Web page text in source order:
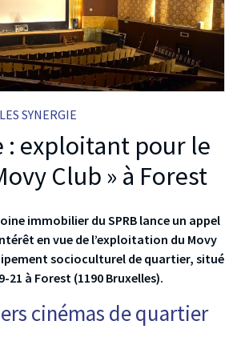
: exploitant pour le
Club » à Forest
SYNERGIE
immobilier du SPRB lance un appel
en vue de l’exploitation du Movy
socioculturel de quartier, situé
21 à Forest (1190 Bruxelles).
cinémas de quartier